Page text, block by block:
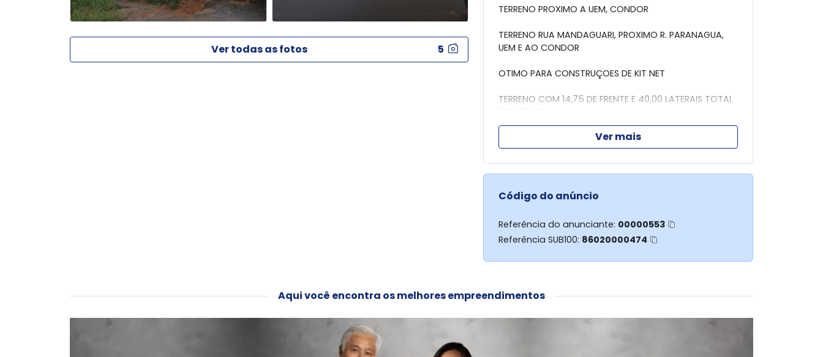
Ver todas as fotos 5
TERRENO PROXIMO A UEM, CONDOR
TERRENO RUA MANDAGUARI, PROXIMO R. PARANAGUA,
UEM E AO CONDOR
OTIMO PARA CONSTRUÇOES DE KIT NET
TERRENO COM 14,75 DE FRENTE E 40,00 LATERAIS TOTAL
TRATAR LUIS (44) 99903-1446 WHATS
DIRLEI (44) 99916-6304 WHATS
Ver mais
Código do anúncio
Referência do anunciante: 00000553
Referência SUB100: 86020000474
Aqui você encontra os melhores empreendimentos